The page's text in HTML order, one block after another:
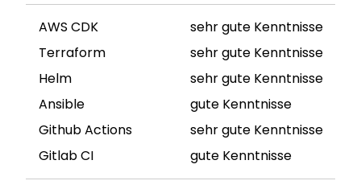
AWS CDK
sehr gute Kenntnisse
Terraform
sehr gute Kenntnisse
Helm
sehr gute Kenntnisse
Ansible
gute Kenntnisse
Github Actions
sehr gute Kenntnisse
Gitlab CI
gute Kenntnisse